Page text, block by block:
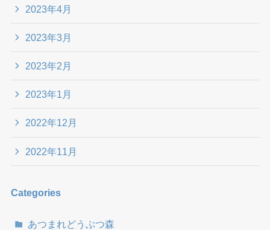
2023年4月
2023年3月
2023年2月
2023年1月
2022年12月
2022年11月
Categories
あつまれどうぶつ森